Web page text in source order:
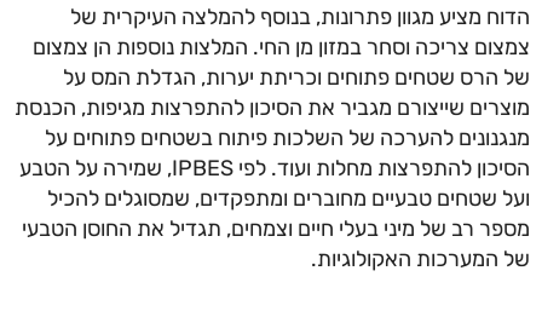
מציע מגוון פתרונות, בנוסף להמלצה העיקרית של
צריכה וסחר במזון מן החי. המלצות נוספות הן צמצום
שטחים פתוחים וכריתת יערות, הגדלת המס על
שייצורם מגביר את הסיכון להתפרצות מגיפות, הכנסת
להערכה של השלכות פיתוח בשטחים פתוחים על
הסיכון להתפרצות מחלות ועוד. לפי IPBES, שמירה על הטבע
שטחים טבעיים מחוברים ומתפקדים, שמסוגלים להכיל
רב של מיני בעלי חיים וצמחים, תגדיל את החוסן הטבעי
האקולוגיות.